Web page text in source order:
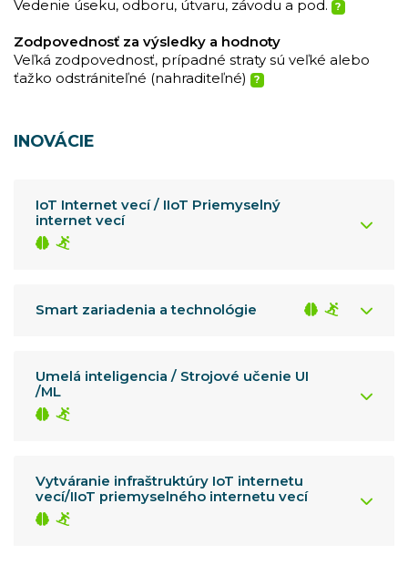
Vedenie úseku, odboru, útvaru, závodu a pod.
?
Zodpovednosť za výsledky a hodnoty
Veľká zodpovednosť, prípadné straty sú veľké alebo
ťažko odstrániteľné (nahraditeľné)
?
INOVÁCIE
IoT Internet vecí / IIoT Priemyselný
internet vecí
Smart zariadenia a technológie
Umelá inteligencia / Strojové učenie UI
/ML
Vytváranie infraštruktúry IoT internetu
vecí/IIoT priemyselného internetu vecí